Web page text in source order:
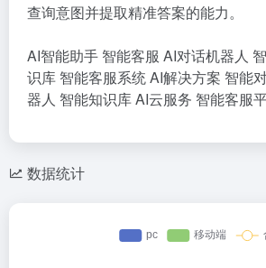
查询意图并提取精准答案的能力。
AI智能助手 智能客服 AI对话机器人
识库 智能客服系统AI解决方案 智能
器人 智能知识库AI云服务 智能客服
数据统计